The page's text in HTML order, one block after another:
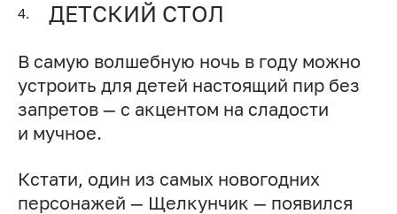
4. ДЕТСКИЙ СТОЛ
В самую волшебную ночь в году можно
устроить для детей настоящий пир без
запретов — с акцентом на сладости
и мучное.
Кстати, один из самых новогодних
персонажей — Щелкунчик — появился